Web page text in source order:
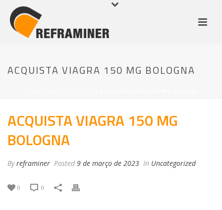
ACQUISTA VIAGRA 150 MG BOLOGNA
ACQUISTA VIAGRA 150 MG
BOLOGNA
Byreframiner Posted 9 de março de 2023 In Uncategorized
0 0